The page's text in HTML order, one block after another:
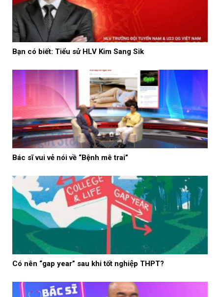
Bạn có biết: Tiểu sử HLV Kim Sang Sik
Bác sĩ vui vẻ nói về “Bệnh mê trai”
Có nên “gap year” sau khi tốt nghiệp THPT?